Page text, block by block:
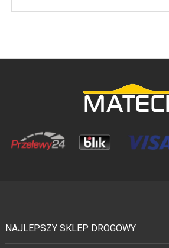
NAJLEPSZY SKLEP DROGOWY